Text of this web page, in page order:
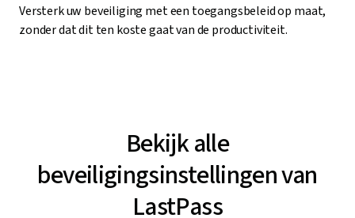
Versterk uw beveiliging met een toegangsbeleid op maat,
zonder dat dit ten koste gaat van de productiviteit.
Bekijk alle
beveiligingsinstellingen van
LastPass